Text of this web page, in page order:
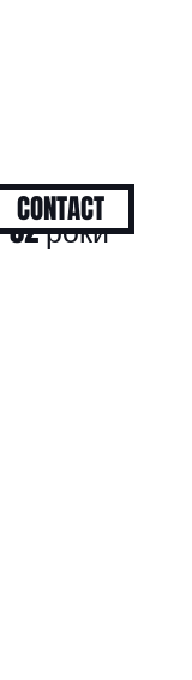
роки
CONTACT